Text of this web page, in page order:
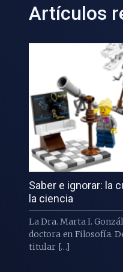
Artículos
Saber e ignorar: la
la ciencia
La Dra. Marta I.
doctora en Filosofía.
titular […]